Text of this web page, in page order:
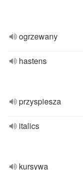
ogrzewany
hastens
przyspiesza
italics
kursywa